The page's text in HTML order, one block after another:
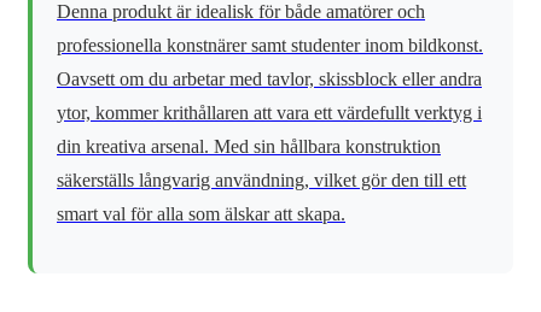
Denna produkt är idealisk för både amatörer och
professionella konstnärer samt studenter inom bildkonst.
Oavsett om du arbetar med tavlor, skissblock eller andra
ytor, kommer krithållaren att vara ett värdefullt verktyg i
din kreativa arsenal. Med sin hållbara konstruktion
säkerställs långvarig användning, vilket gör den till ett
smart val för alla som älskar att skapa.